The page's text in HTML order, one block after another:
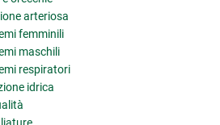
arteriosa
femminili
maschili
respiratori
idrica